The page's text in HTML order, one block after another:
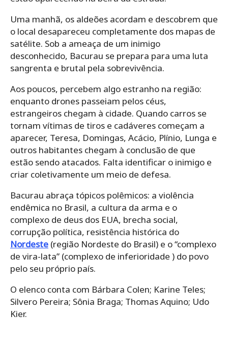
Uma manhã, os aldeões acordam e descobrem que
o local desapareceu completamente dos mapas de
satélite. Sob a ameaça de um inimigo
desconhecido, Bacurau se prepara para uma luta
sangrenta e brutal pela sobrevivência.
Aos poucos, percebem algo estranho na região:
enquanto drones passeiam pelos céus,
estrangeiros chegam à cidade. Quando carros se
tornam vítimas de tiros e cadáveres começam a
aparecer, Teresa, Domingas, Acácio, Plínio, Lunga e
outros habitantes chegam à conclusão de que
estão sendo atacados. Falta identificar o inimigo e
criar coletivamente um meio de defesa.
Bacurau abraça tópicos polêmicos: a violência
endêmica no Brasil, a cultura da arma e o
complexo de deus dos EUA, brecha social,
corrupção política, resistência histórica do
Nordeste (região Nordeste do Brasil) e o “complexo
de vira-lata” (complexo de inferioridade ) do povo
pelo seu próprio país.
O elenco conta com Bárbara Colen; Karine Teles;
Silvero Pereira; Sônia Braga; Thomas Aquino; Udo
Kier.